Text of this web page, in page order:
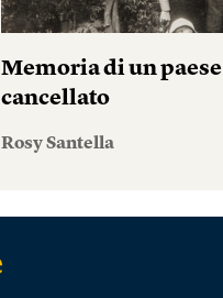
Memoria di un paese
cancellato
Rosy Santella